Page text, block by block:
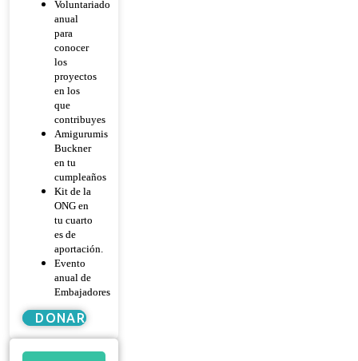
Voluntariado
anual
para
conocer
los
proyectos
en los
que
contribuyes
Amigurumis
Buckner
en tu
cumpleaños
Kit de la
ONG en
tu cuarto
es de
aportación.
Evento
anual de
Embajadores
DONAR